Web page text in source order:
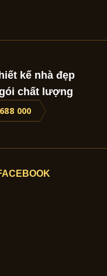
kế nhà đẹp
chất lượng
000